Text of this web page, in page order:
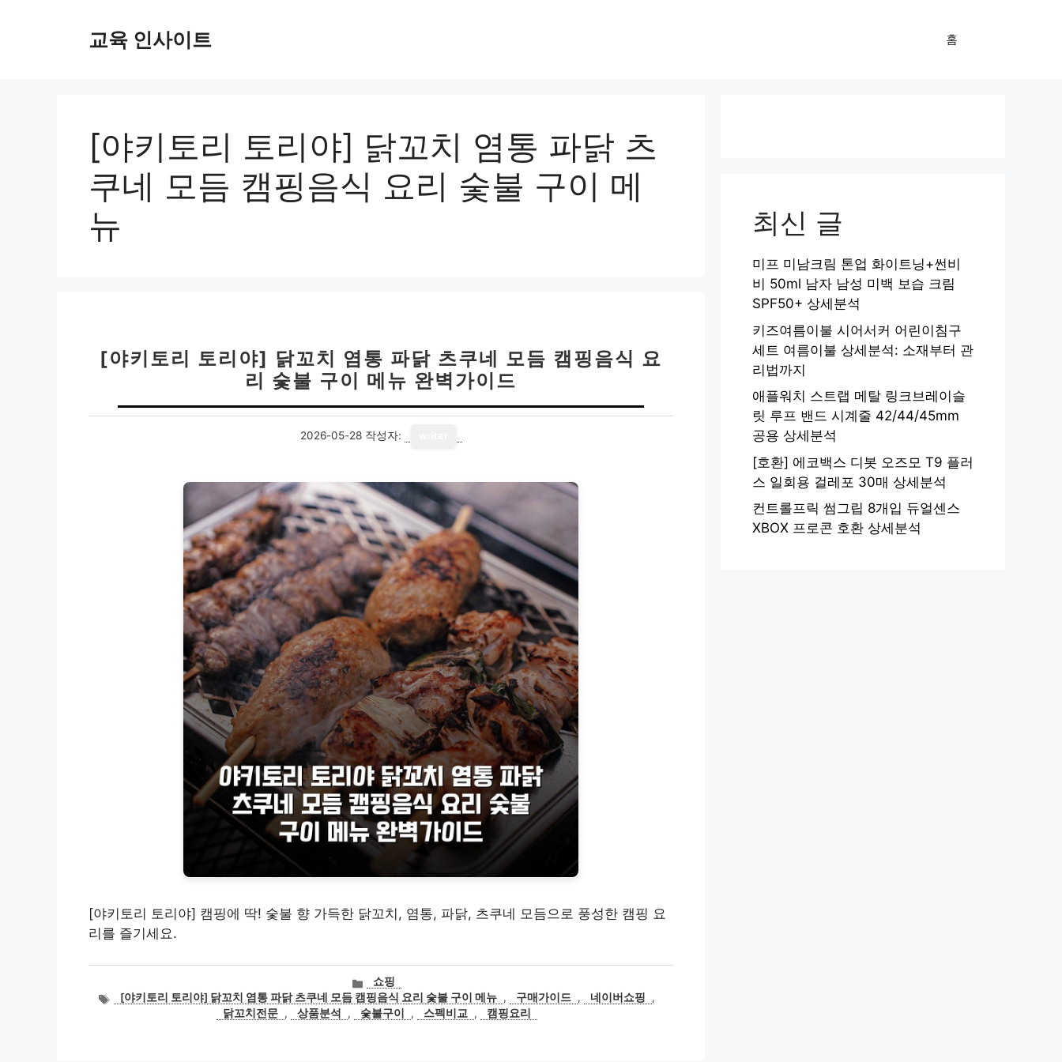
교육 인사이트 홈
[야키토리 토리야] 닭꼬치 염통 파닭 츠
쿠네 모듬 캠핑음식 요리 숯불 구이 메
뉴
[야키토리 토리야] 닭꼬치 염통 파닭 츠쿠네 모듬 캠핑음식 요
리 숯불 구이 메뉴 완벽가이드
2026-05-28 작성자:
[야키토리 토리야] 캠핑에 딱! 숯불 향 가득한 닭꼬치, 염통, 파닭, 츠쿠네 모듬으로 풍성한 캠핑 요
리를 즐기세요.
카
테
고
쇼핑
태[야키토리 토리야] 닭꼬치 염통 파닭 츠쿠네 모듬 캠핑음식 요리 숯불 구이 메뉴 , 구매가이드 , 네이버쇼핑
,
닭꼬치전문 , 상품분석 , 숯불구이 , 스펙비교 , 캠핑요리
최신 글
미프 미남크림 톤업 화이트닝+썬비
비 50ml 남자 남성 미백 보습 크림
SPF50+ 상세분석
키즈여름이불 시어서커 어린이침구
세트 여름이불 상세분석: 소재부터 관
리법까지
애플워치 스트랩 메탈 링크브레이슬
릿 루프 밴드 시계줄 42/44/45mm
공용 상세분석
[호환] 에코백스 디봇 오즈모 T9 플러
스 일회용 걸레포 30매 상세분석
컨트롤프릭 썸그립 8개입 듀얼센스
XBOX 프로콘 호환 상세분석